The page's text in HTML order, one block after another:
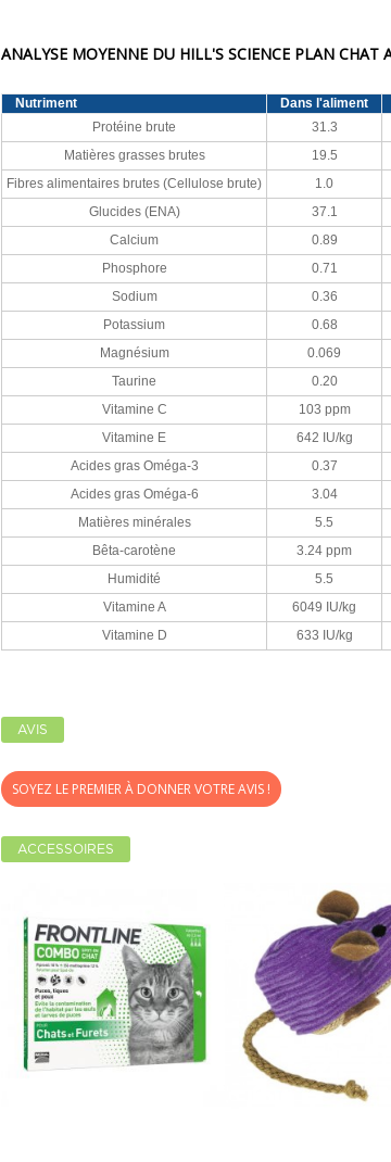
ANALYSE MOYENNE DU HILL'S SCIENCE PLAN CHAT
Nutriment Dans l'aliment
Protéine brute
31.3
Matières grasses brutes
19.5
Fibres alimentaires brutes (Cellulose brute)
1.0
Glucides (ENA)
37.1
Calcium
0.89
Phosphore
0.71
Sodium
0.36
Potassium
0.68
Magnésium
0.069
Taurine
0.20
Vitamine C
103 ppm
Vitamine E
642 IU/kg
Acides gras Oméga-3
0.37
Acides gras Oméga-6
3.04
Matières minérales
5.5
Bêta-carotène
3.24 ppm
Humidité
5.5
Vitamine A
6049 IU/kg
Vitamine D
633 IU/kg
AVIS
SOYEZ LE PREMIER À DONNER VOTRE AVIS !
ACCESSOIRES